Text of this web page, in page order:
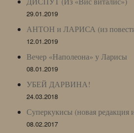
29.01.2019
АНТОН и ЛАРИСА (из
12.01.2019
Вечер «Наполеона» у Ларисы
08.01.2019
УБЕЙ ДАРВИНА!
24.03.2018
Суперкукисы (новая редакция
08.02.2017